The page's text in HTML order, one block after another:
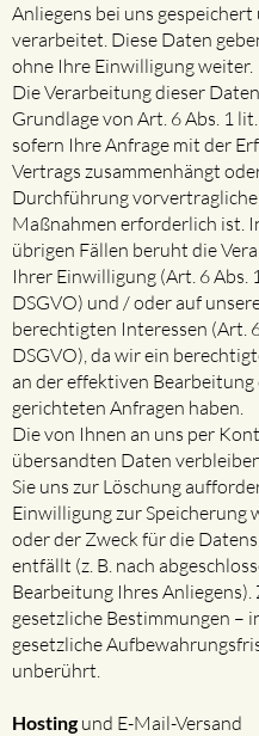
Anliegens bei uns gespeichert
verarbeitet. Diese Daten
ohne Ihre Einwilligung weiter.
Die Verarbeitung dieser
Grundlage von Art. 6 Abs. 1
sofern Ihre Anfrage mit der
Vertrags zusammenhängt
Durchführung
Maßnahmen erforderlich ist.
übrigen Fällen beruht die
Ihrer Einwilligung (Art. 6 Abs.
DSGVO) und / oder auf
berechtigten Interessen (Art.
DSGVO), da wir ein
an der effektiven Bearbeitung
gerichteten Anfragen haben.
Die von Ihnen an uns per
übersandten Daten
Sie uns zur Löschung
Einwilligung zur Speicherung
oder der Zweck für die
entfällt (z. B. nach
Bearbeitung Ihres
gesetzliche Bestimmungen –
gesetzliche
unberührt.
Hostingund E-Mail-Versand​